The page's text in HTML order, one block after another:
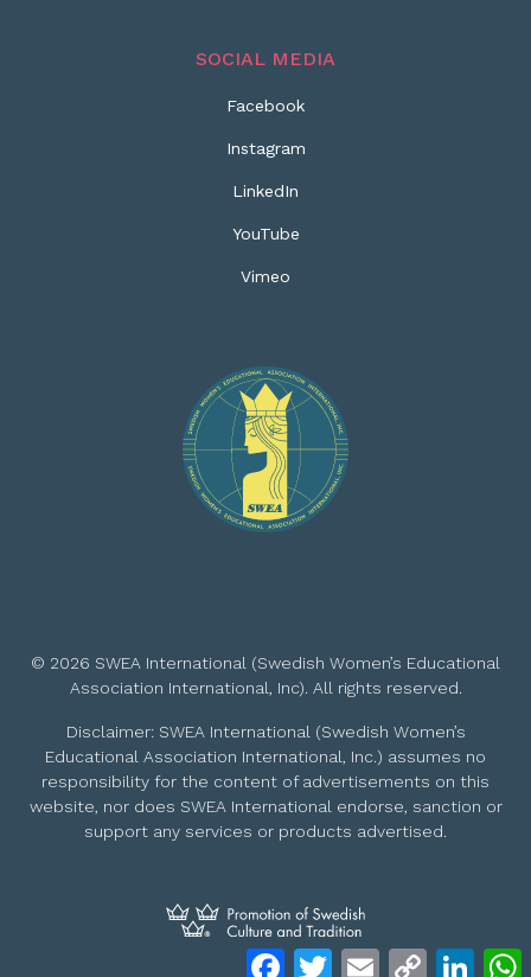
SOCIAL MEDIA
Facebook
Instagram
LinkedIn
YouTube
Vimeo
© 2026 SWEA International (Swedish Women’s Educational
Association International, Inc). All rights reserved.
Disclaimer: SWEA International (Swedish Women’s
Educational Association International, Inc.) assumes no
responsibility for the content of advertisements on this
website, nor does SWEA International endorse, sanction or
support any services or products advertised.
Facebook
TwitterEmail Copy